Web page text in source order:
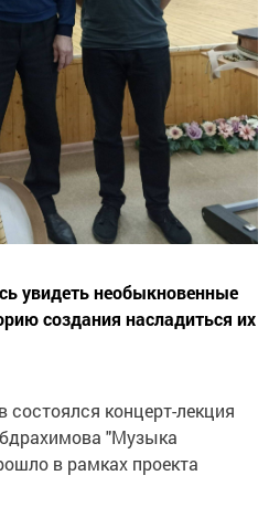
увидеть необыкновенные
создания насладиться их
состоялся концерт-лекция
"Музыка
в рамках проекта